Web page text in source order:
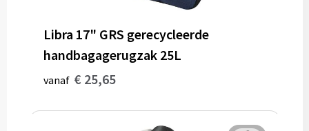
Libra 17" GRS gerecycleerde
handbagagerugzak 25L
vanaf € 25,65